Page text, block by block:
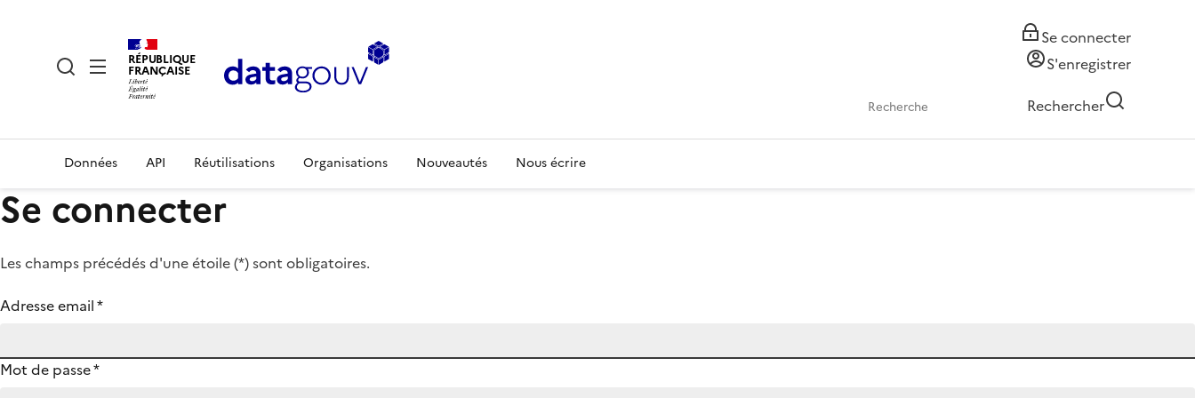
RÉPUBLIQUE
FRANÇAISE
Se connecter
S'enregistrer
Rechercher
Données API Réutilisations Organisations Nouveautés Nous écrire
Se connecter
Les champs précédés d'une étoile (*) sont obligatoires.
Adresse email*
Mot de passe*